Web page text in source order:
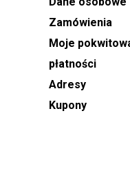
Zamówienia
Moje
płatności
Adresy
Kupony